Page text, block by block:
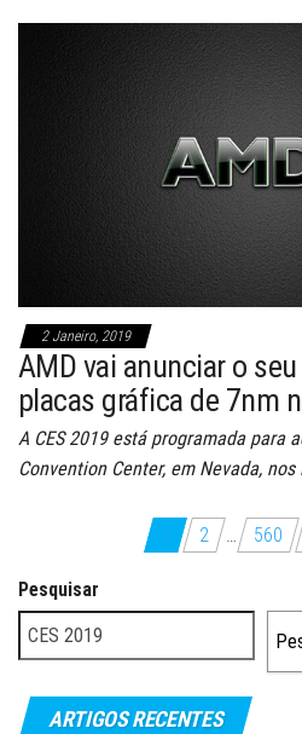
2 Janeiro, 2019
AMD vai anunciar o seu
placas gráfica de 7nm
A CES 2019 está programada para
Convention Center, em Nevada,
Paginação
dos
conteúdos
1 2 … 560
Pesquisar
ARTIGOS RECENTES